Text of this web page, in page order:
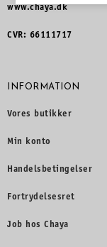
www.chaya.dk
CVR: 66111717
INFORMATION
Vores butikker
Min konto
Handelsbetingelser
Fortrydelsesret
Job hos Chaya